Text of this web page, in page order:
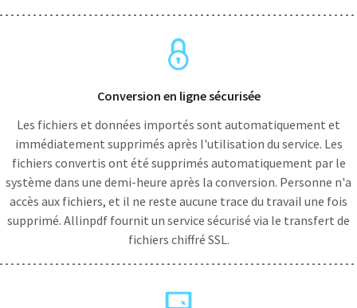
Conversion en ligne sécurisée
Les fichiers et données importés sont automatiquement et
immédiatement supprimés après l'utilisation du service. Les
fichiers convertis ont été supprimés automatiquement par le
système dans une demi-heure après la conversion. Personne n'a
accès aux fichiers, et il ne reste aucune trace du travail une fois
supprimé. Allinpdf fournit un service sécurisé via le transfert de
fichiers chiffré SSL.